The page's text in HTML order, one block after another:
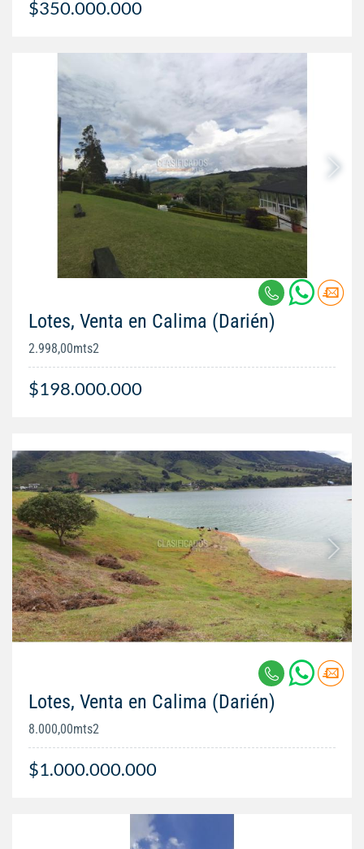
$350.000.000
Lotes, Venta en Calima (Darién)
2.998,00mts2
$198.000.000
Lotes, Venta en Calima (Darién)
8.000,00mts2
$1.000.000.000